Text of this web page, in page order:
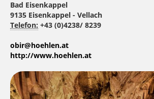
Bad Eisenkappel
9135 Eisenkappel - Vellach
Telefon: +43 (0)4238/ 8239
obir@hoehlen.at
http://www.hoehlen.at